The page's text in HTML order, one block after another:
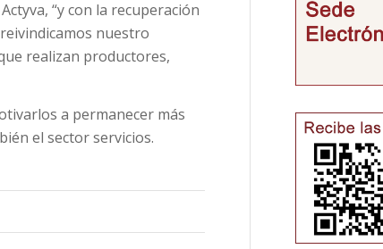
“y con la recuperación
nuestro
realizan productores,
a permanecer más
el sector servicios.